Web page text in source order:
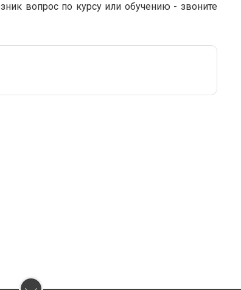
вопрос по курсу или обучению - звоните